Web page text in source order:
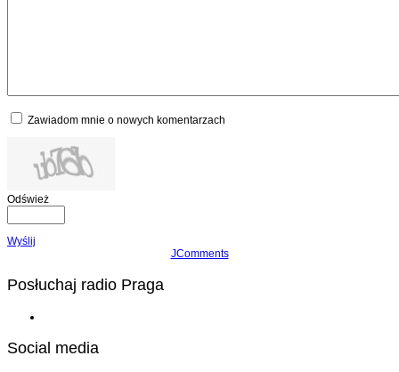
Zawiadom mnie o nowych komentarzach
Odśwież
Wyślij
JComments
Posłuchaj radio Praga
Social media